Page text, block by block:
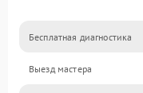
Бесплатная диагностика
Выезд мастера